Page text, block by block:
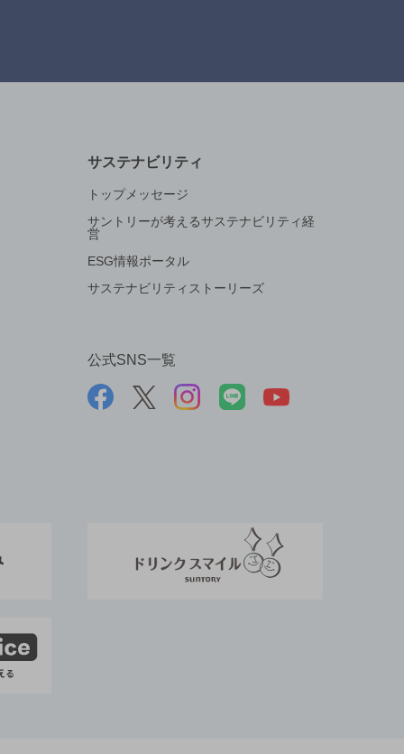
サステナビリティ
トップメッセージ
サントリーが考えるサステナビリティ経
営
ESG情報ポータル
サステナビリティストーリーズ
公式SNS一覧